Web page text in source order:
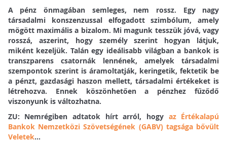
A pénz önmagában semleges, nem rossz. Egy nagy
társadalmi konszenzussal elfogadott szimbólum, amely
mögött maximális a bizalom. Mi magunk tesszük jóvá, vagy
rosszá, aszerint, hogy személy szerint hogyan látjuk,
miként kezeljük. Talán egy ideálisabb világban a bankok is
transzparens csatornák lennének, amelyek társadalmi
szempontok szerint is áramoltatják, keringetik, fektetik be
a pénzt, gazdasági haszon mellett, társadalmi értékeket is
létrehozva. Ennek köszönhetően a pénzhez fűződő
viszonyunk is változhatna.
ZU: Nemrégiben adtatok hírt arról, hogy az Értékalapú
Bankok Nemzetközi Szövetségének (GABV) tagsága bővült
Veletek...